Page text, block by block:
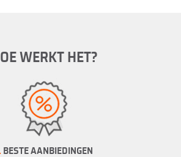
WERKT HET?
BESTE AANBIEDINGEN